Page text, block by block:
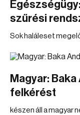
szűrési
Sok haláleset
Magyar:
felkérést
készen áll a magyar